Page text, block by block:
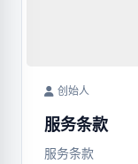
创始人
服务条款
服务条款